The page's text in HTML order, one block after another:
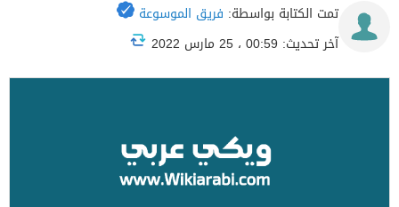
تمت الكتابة بواسطة: فريق الموسوعة
آخر تحديث: 00:59 ، 25 مارس 2022